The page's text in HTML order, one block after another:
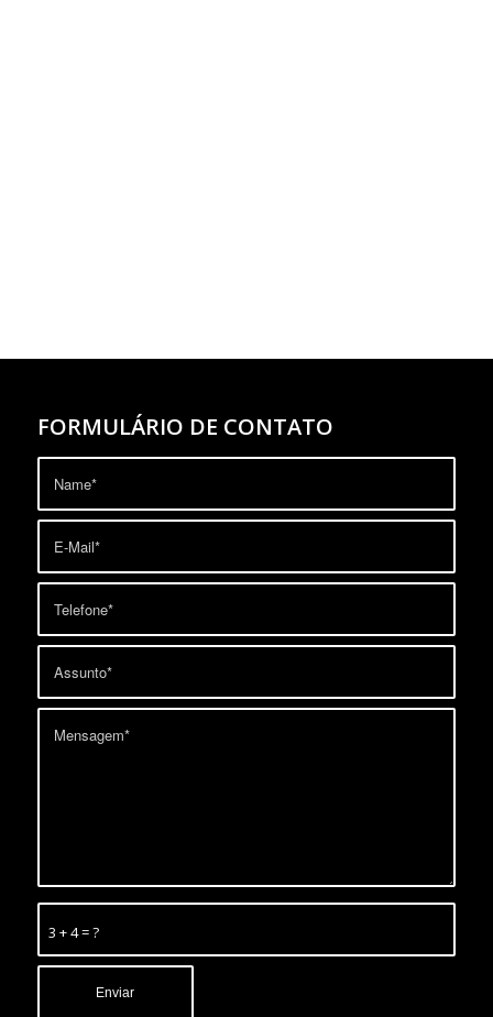
FORMULÁRIO DE CONTATO
3 + 4 = ?